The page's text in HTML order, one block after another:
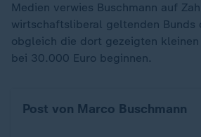
Medien verwies Buschmann auf
wirtschaftsliberal geltenden Bunds
obgleich die dort gezeigten kleinen
bei 30.000 Euro beginnen.
Post von Marco Buschmann